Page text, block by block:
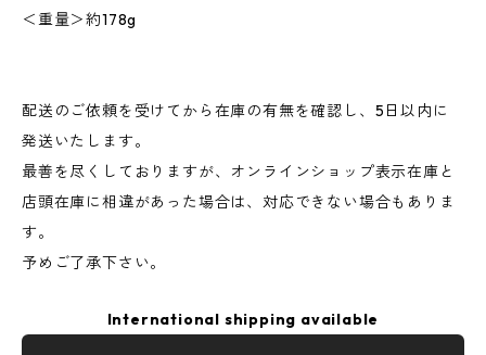
＜重量＞約178g
配送のご依頼を受けてから在庫の有無を確認し、5日以内に
発送いたします。
最善を尽くしておりますが、オンラインショップ表示在庫と
店頭在庫に相違があった場合は、対応できない場合もありま
す。
予めご了承下さい。
International shipping available